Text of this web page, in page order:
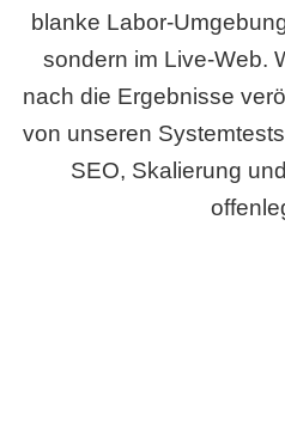
blanke Labor-
sondern im Live-Web.
nach die Ergebnisse
von unseren
SEO, Skalierung